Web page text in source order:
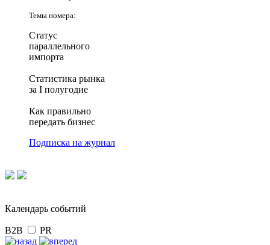
Темы номера:
Статус
параллельного
импорта
Статистика рынка
за I полугодие
Как правильно
передать бизнес
Подписка на журнал
Календарь событий
B2B PR